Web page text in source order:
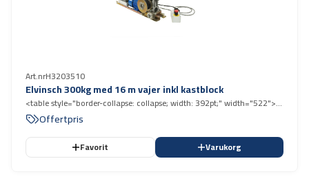
Art.nrH3203510
Elvinsch 300kg med 16 m vajer inkl kastblock
<table style="border-collapse: collapse; width: 392pt;" width="522">
<tbody> <tr style="height: 15.0pt;"> <td style="width: 392pt; height:
15.0pt;" width="522" height="20">Elvinsch 300kg med 16 m vajer
inkl kastblock</td> </tr> </tbody> </table>
Offertpris
Favorit Varukorg